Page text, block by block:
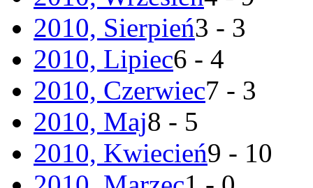
2010, Sierpień3 - 3
2010, Lipiec6 - 4
2010, Czerwiec7 - 3
2010, Maj8 - 5
2010, Kwiecień9 - 10